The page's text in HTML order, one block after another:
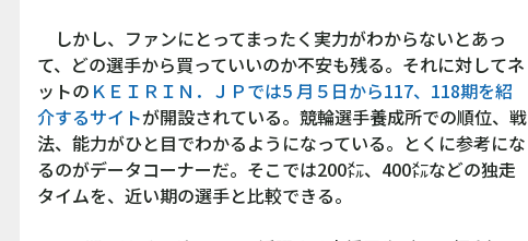
しかし、ファンにとってまったく実力がわからないとあっ
て、どの選手から買っていいのか不安も残る。それに対してネ
ットの ＫＥＩＲＩＮ．ＪＰでは5 月５日から117、118期を紹
介するサイトが開設されている。競輪選手養成所での順位、戦
法、能力がひと目でわかるようになっている。とくに参考にな
るのがデータコーナーだ。そこでは200㍍、400㍍などの独走
タイムを、近い期の選手と比較できる。